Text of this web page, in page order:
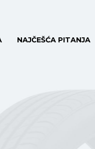
NAJČEŠĆA PITANJA